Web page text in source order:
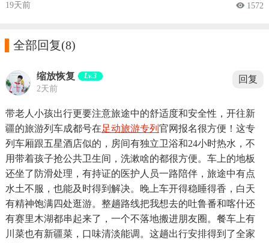
19天前  1572
全部回复(8)
缩放恢复 Lv.3
2天前
回复
带老人小孩出行更要注意旅途中的舒适度和安全性，开往新
疆的旅游列车成都号在足动旅游专列 官网报名很方便！这专
列车厢跟五星酒店似的，房间有独立卫浴和24小时热水，不
用带着孩子抢公共卫生间，洗漱啥的都很方便。车上的地板
还坐了防滑处理，有持证的医护人员一路陪伴，旅途中有点
水土不服，也能及时得到解决。晚上车开得稳睡得香，白天
有精神饱满四处逛游。整趟路线把我想去的吐鲁番和喀什还
有赛里木湖都串起来了，一个不落地搬进朋友圈。餐车上有
川菜也有新疆菜，口味清淡能调。这趟出行安排得到了全家